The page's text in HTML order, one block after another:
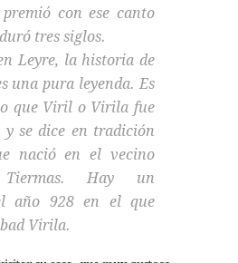
con ese canto
tres siglos.
Leyre, la historia de
una pura leyenda. Es
que Viril o Virila fue
y se dice en tradición
nació en el vecino
Hay un
año 928 en el que
Virila.